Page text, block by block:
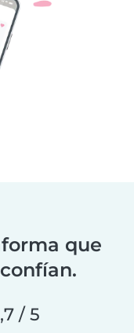
que
/ 5